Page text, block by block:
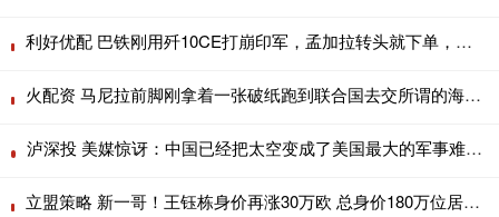
利好优配 巴铁刚用歼10CE打崩印军，孟加拉转头就下单，歼10CE成南亚新宠？
火配资 马尼拉前脚刚拿着一张破纸跑到联合国去交所谓的海图，自以为玩了手高明的
泸深投 美媒惊讶：中国已经把太空变成了美国最大的军事难题！
立盟策略 新一哥！王钰栋身价再涨30万欧 总身价180万位居中超本土第1